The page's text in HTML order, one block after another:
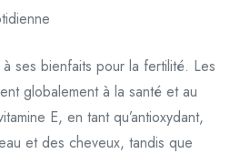
ses bienfaits pour la fertilité. Les
globalement à la santé et au
E, en tant qu’antioxydant,
et des cheveux, tandis que